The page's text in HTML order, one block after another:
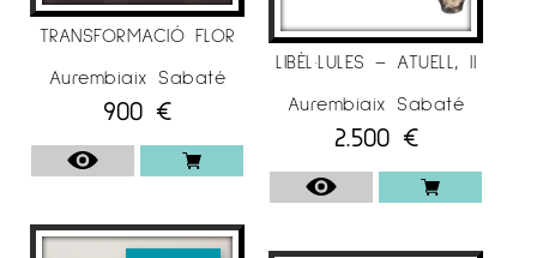
Lleida.
– Galeria Espai Cavallers“Dones d’art”, Lleida.
. 2017/18
“Dialegs”,Lleida.
-“17/17”exposició itinerant.
TRANSFORMACIÓ FLOR
Aurembiaix Sabaté
900 €
LIBÈL·LULES – ATUELL, II
Aurembiaix Sabaté
2.500 €